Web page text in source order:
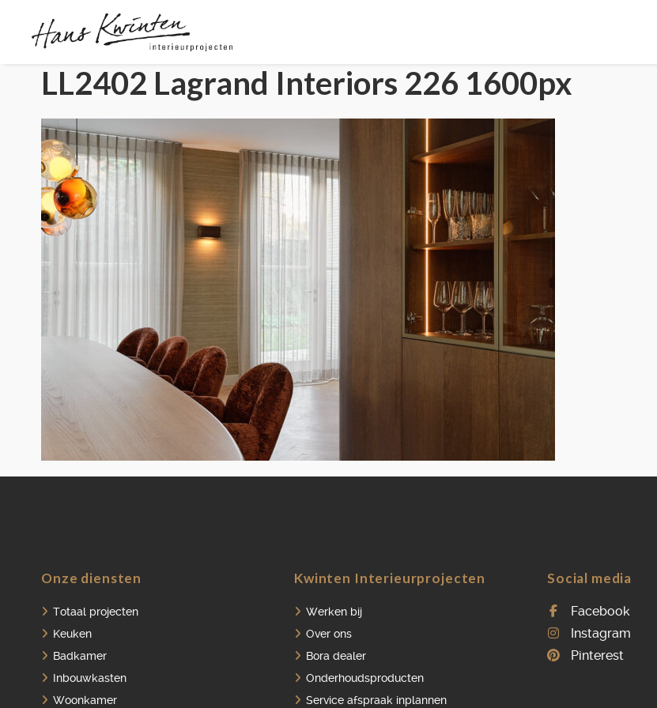
LL2402 Lagrand Interiors 226 1600px
Onze diensten
Totaal projecten
Keuken
Badkamer
Inbouwkasten
Woonkamer
Kwinten Interieurprojecten
Werken bij
Over ons
Bora dealer
Onderhoudsproducten
Service afspraak inplannen
Social media
Facebook
Instagram
Pinterest
HOME
PORTFOLIO
VACATURES
SERVICE AFSPRAAK INPLANNEN